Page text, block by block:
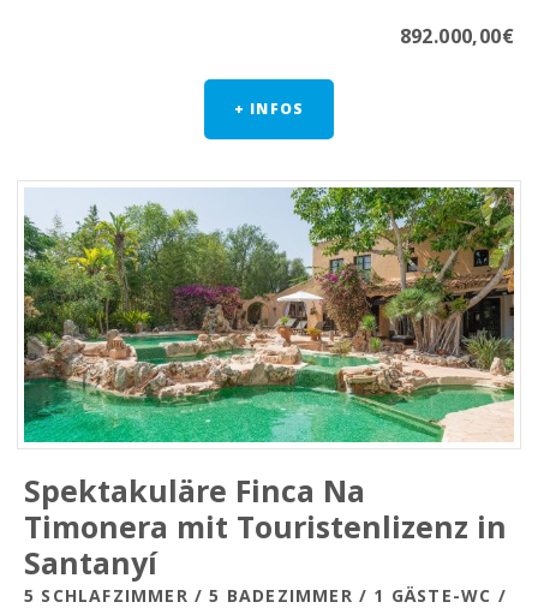
892.000,00€
+ INFOS
Spektakuläre Finca Na
Timonera mit Touristenlizenz in
Santanyí
5 SCHLAFZIMMER / 5 BADEZIMMER / 1 GÄSTE-WC /